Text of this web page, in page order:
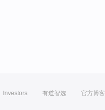
Investors 有道智选 官方博客